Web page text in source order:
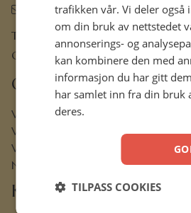
ordre@hermon.no
Trondheimsveien 50 C, 2007
Org.nr. 889 204 982
Om oss
Vår visjon
Vår historie
Vårt ansvar
Nettbibel
Kundeservice
trafikken vår. Vi deler også
om din bruk av nettstedet
annonserings- og
kan kombinere den med
informasjon du har gitt
har samlet inn fra din bruk
deres.
TILPASS COOKIES